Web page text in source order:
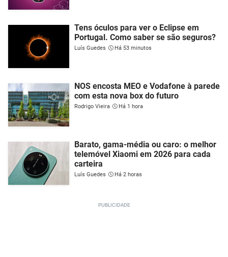
Tens óculos para ver o Eclipse em
Portugal. Como saber se são seguros?
Luís Guedes Há 53 minutos
NOS encosta MEO e Vodafone à parede
com esta nova box do futuro
Rodrigo Vieira Há 1 hora
Barato, gama-média ou caro: o melhor
telemóvel Xiaomi em 2026 para cada
carteira
Luís Guedes Há 2 horas